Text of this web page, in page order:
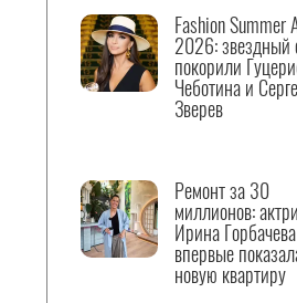
Fashion Summer
2026: звездный
покорили
Чеботина и
Зверев
Ремонт за 30
миллионов:
Ирина Горбачева
впервые
новую квартиру